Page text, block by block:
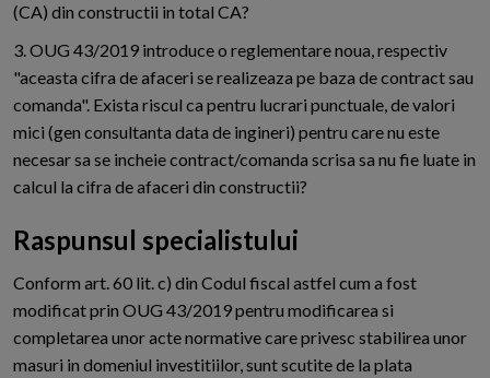
(CA) din constructii in total CA?
3. OUG 43/2019 introduce o reglementare noua, respectiv
"aceasta cifra de afaceri se realizeaza pe baza de contract sau
comanda". Exista riscul ca pentru lucrari punctuale, de valori
mici (gen consultanta data de ingineri) pentru care nu este
necesar sa se incheie contract/comanda scrisa sa nu fie luate in
calcul la cifra de afaceri din constructii?
Raspunsul specialistului
Conform art. 60 lit. c) din Codul fiscal astfel cum a fost
modificat prin OUG 43/2019 pentru modificarea si
completarea unor acte normative care privesc stabilirea unor
masuri in domeniul investitiilor, sunt scutite de la plata